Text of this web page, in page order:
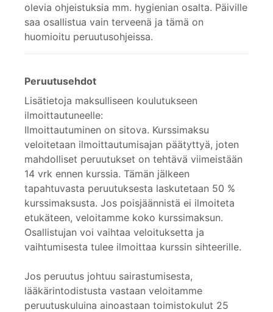
olevia ohjeistuksia mm. hygienian osalta. Päiville
saa osallistua vain terveenä ja tämä on
huomioitu peruutusohjeissa.
Peruutusehdot
Lisätietoja maksulliseen koulutukseen
ilmoittautuneelle:
Ilmoittautuminen on sitova. Kurssimaksu
veloitetaan ilmoittautumisajan päätyttyä, joten
mahdolliset peruutukset on tehtävä viimeistään
14 vrk ennen kurssia. Tämän jälkeen
tapahtuvasta peruutuksesta laskutetaan 50 %
kurssimaksusta. Jos poisjäännistä ei ilmoiteta
etukäteen, veloitamme koko kurssimaksun.
Osallistujan voi vaihtaa veloituksetta ja
vaihtumisesta tulee ilmoittaa kurssin sihteerille.
Jos peruutus johtuu sairastumisesta,
lääkärintodistusta vastaan veloitamme
peruutuskuluina ainoastaan toimistokulut 25